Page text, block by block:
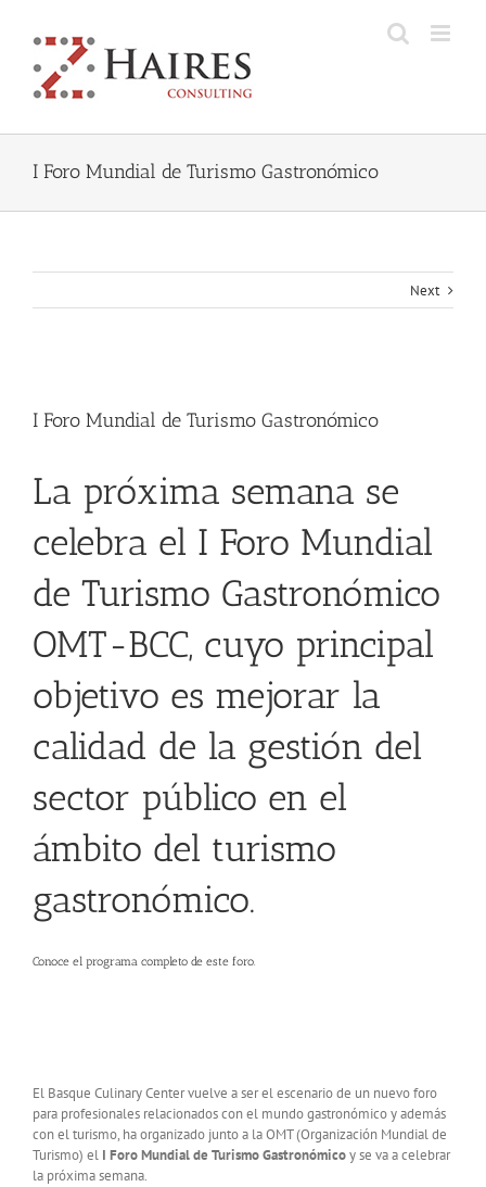
content
I Foro Mundial de Turismo Gastronómico
Next
Image
I Foro Mundial de Turismo Gastronómico
La próxima semana se
celebra el I Foro Mundial
de Turismo Gastronómico
OMT-BCC, cuyo principal
objetivo es mejorar la
calidad de la gestión del
sector público en el
ámbito del turismo
gastronómico.
Conoce el programa completo de este foro.
El Basque Culinary Center vuelve a ser el escenario de un nuevo foro
para profesionales relacionados con el mundo gastronómico y además
con el turismo, ha organizado junto a la OMT (Organización Mundial de
Turismo) el I Foro Mundial de Turismo Gastronómicoy se va a celebrar
la próxima semana.